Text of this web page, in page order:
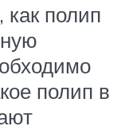
как полип
полип в